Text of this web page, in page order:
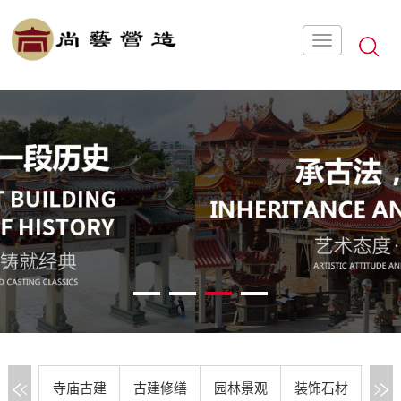
1 2 3 4
寺庙古建 古建修缮 园林景观 装饰石材